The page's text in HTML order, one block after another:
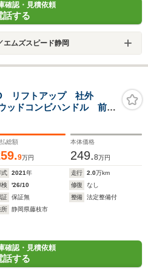
確認・見積依頼
話する
ムズスピード静岡
リフトアップ 社外
ドコンビハンドル 前後
ェンダー・グリル・エン
ンチナビフルセグ バッ
総額
9万円
本体価格
249.8万円
式 2021年 走行 2.0万km
検
'26/10 修復
なし
証
保証無 整備
法定整備付
所
静岡県藤枝市
確認・見積依頼
話する